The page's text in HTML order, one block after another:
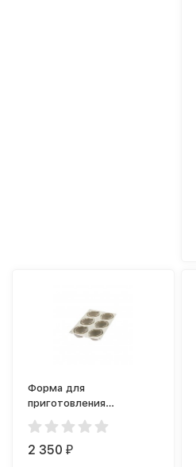
Форма для
приготовления
пирожных Silikomart
Delizia al Limone
26.261.13.0065
2 350₽